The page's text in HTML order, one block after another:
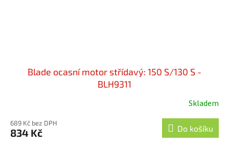
Blade ocasní motor střídavý: 150 S/130 S -
BLH9311
Skladem
689 Kč bez DPH
834 Kč Do košíku